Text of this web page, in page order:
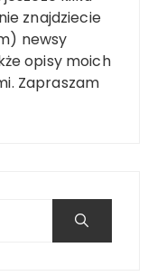
znajdziecie
newsy
opisy moich
Zapraszam